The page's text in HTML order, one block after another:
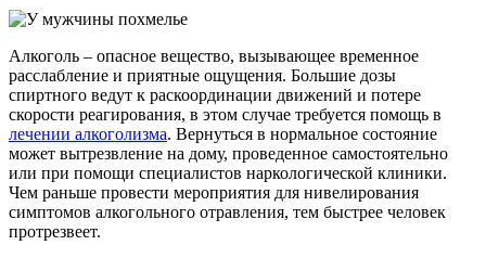
Алкоголь – опасное вещество, вызывающее временное
расслабление и приятные ощущения. Большие дозы
спиртного ведут к раскоординации движений и потере
скорости реагирования, в этом случае требуется помощь в
лечении алкоголизма. Вернуться в нормальное состояние
может вытрезвление на дому, проведенное самостоятельно
или при помощи специалистов наркологической клиники.
Чем раньше провести мероприятия для нивелирования
симптомов алкогольного отравления, тем быстрее человек
протрезвеет.